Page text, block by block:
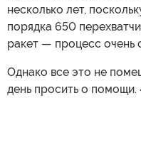
несколько лет,
порядка 650
ракет — процесс очень
Однако все это не
день просить о помощи.